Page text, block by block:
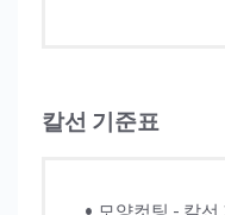
칼선 기준표